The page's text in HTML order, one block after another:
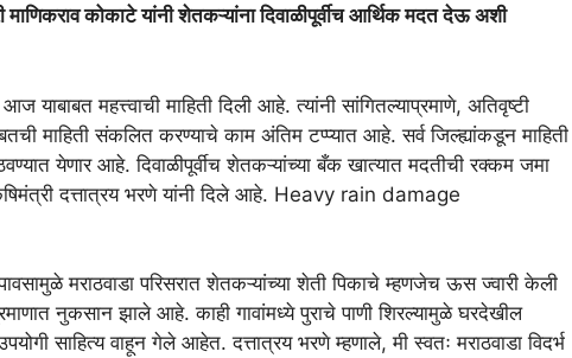
कोकाटे यांनी शेतकऱ्यांना दिवाळीपूर्वीच आर्थिक मदत देऊ अशी
याबाबत महत्त्वाची माहिती दिली आहे. त्यांनी सांगितल्याप्रमाणे, अतिवृष्टी
माहिती संकलित करण्याचे काम अंतिम टप्प्यात आहे. सर्व जिल्ह्यांकडून माहिती
येणार आहे. दिवाळीपूर्वीच शेतकऱ्यांच्या बँक खात्यात मदतीची रक्कम जमा
दत्तात्रय भरणे यांनी दिले आहे. Heavy rain damage
मराठवाडा परिसरात शेतकऱ्यांच्या शेती पिकाचे म्हणजेच ऊस ज्वारी केली
नुकसान झाले आहे. काही गावांमध्ये पुराचे पाणी शिरल्यामुळे घरदेखील
साहित्य वाहून गेले आहेत. दत्तात्रय भरणे म्हणाले, मी स्वतः मराठवाडा विदर्भ